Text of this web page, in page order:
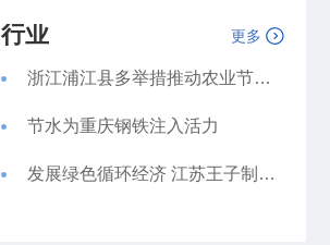
行业 更多
浙江浦江县多举措推动农业节水走深走实
节水为重庆钢铁注入活力
发展绿色循环经济 江苏王子制纸提升用水效率